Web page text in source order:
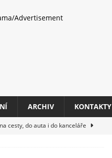
Advertisement
ARCHIV KONTAKTY
cesty, do auta i do kanceláře